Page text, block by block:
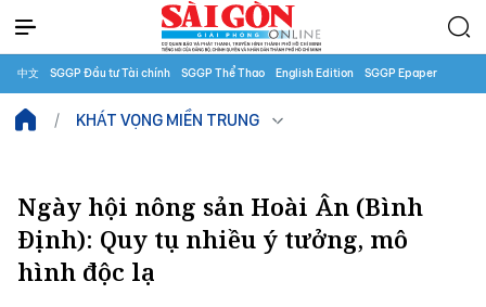
中文 SGGP Đầu tư Tài chính SGGP Thể Thao English Edition SGGP Epaper
KHÁT VỌNG MIỀN TRUNG
Ngày hội nông sản Hoài Ân (Bình
Định): Quy tụ nhiều ý tưởng, mô
hình độc lạ